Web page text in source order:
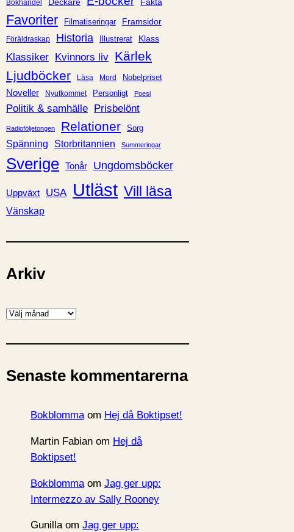
e
r
Bokhandel
Favoriter Filmatiseringar Framsidor
Föräldraskap Historia Illustrerat Klass
Klassiker Kvinnors liv Kärlek
Ljudböcker
Läsa Mord Nobelpriset
Noveller Nyutkommet Personligt Poesi
Politik & samhälle Prisbelönt
Radioföljetongen Relationer Sorg
Spänning Storbritannien Summeringar
Sverige Tonår Ungdomsböcker
Uppväxt USA Utläst Vill läsa
Vänskap
Arkiv
A
k
v
Senaste kommentarerna
Bokblommaom Hej då Boktipset!
Martin Fabian om Hej då
Boktipset!
Bokblomma om Jag ger upp:
Intermezzo av Sally Rooney
Gunillaom Jag ger upp: